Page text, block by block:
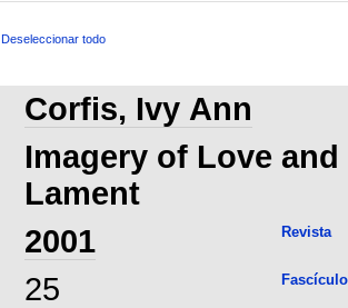
Deseleccionar todo
Corfis, Ivy Ann
Imagery of Love
Lament
2001 Revista
25 Fascículo